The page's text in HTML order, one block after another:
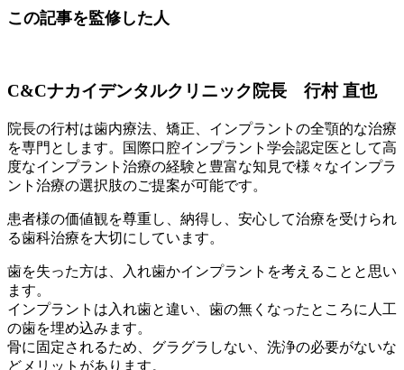
この記事を監修した人
C&Cナカイデンタルクリニック院長 行村 直也
院長の行村は歯内療法、矯正、インプラントの全顎的な治療
を専門とします。国際口腔インプラント学会認定医として高
度なインプラント治療の経験と豊富な知見で様々なインプラ
ント治療の選択肢のご提案が可能です。
患者様の価値観を尊重し、納得し、安心して治療を受けられ
る歯科治療を大切にしています。
歯を失った方は、入れ歯かインプラントを考えることと思い
ます。
インプラントは入れ歯と違い、歯の無くなったところに人工
の歯を埋め込みます。
骨に固定されるため、グラグラしない、洗浄の必要がないな
どメリットがあります。